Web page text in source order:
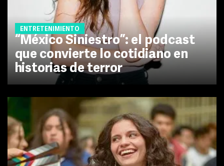
ENTRETENIMIENTO
“México Siniestro”: el podcast
que convierte lo cotidiano en
historias de terror